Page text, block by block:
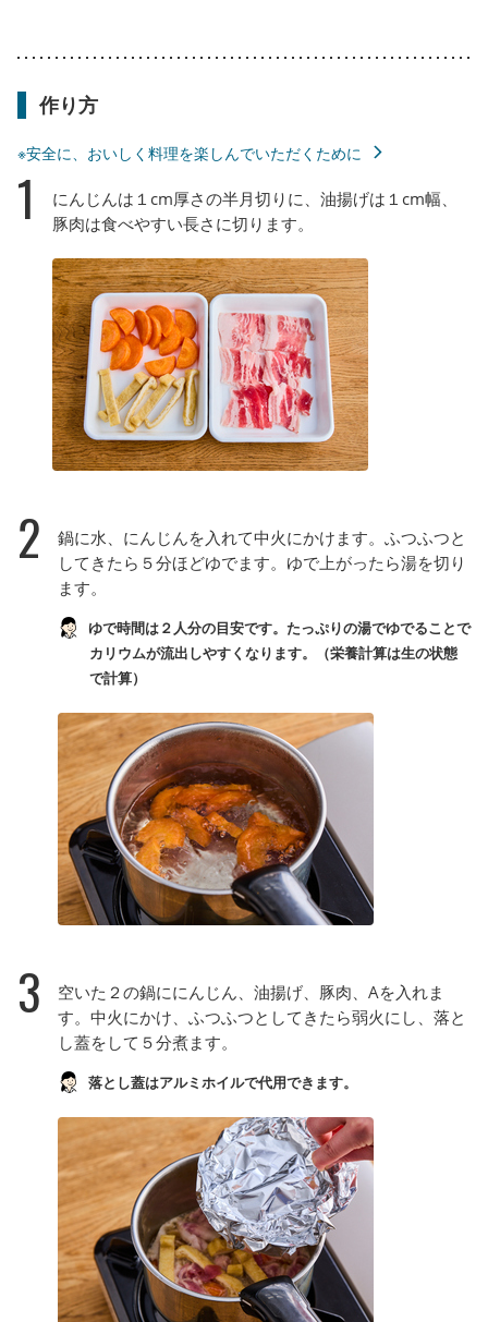
作り方
※安全に、おいしく料理を楽しんでいただくために
1
にんじんは１cm厚さの半月切りに、油揚げは１cm幅、
豚肉は食べやすい長さに切ります。
2
鍋に水、にんじんを入れて中火にかけます。ふつふつと
してきたら５分ほどゆでます。ゆで上がったら湯を切り
ます。
ゆで時間は２人分の目安です。たっぷりの湯でゆでることで
カリウムが流出しやすくなります。（栄養計算は生の状態
で計算）
3
空いた２の鍋ににんじん、油揚げ、豚肉、Aを入れま
す。中火にかけ、ふつふつとしてきたら弱火にし、落と
し蓋をして５分煮ます。
落とし蓋はアルミホイルで代用できます。